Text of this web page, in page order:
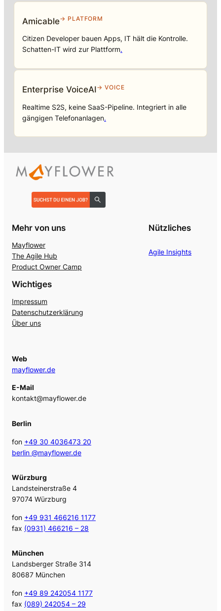
Amicable→ PLATFORM
Citizen Developer bauen Apps, IT hält die Kontrolle.
Schatten-IT wird zur Plattform.
Enterprise VoiceAI→ VOICE
Realtime S2S, keine SaaS-Pipeline. Integriert in alle
gängigen Telefonanlagen.
Mehr von uns
Mayflower
The Agile Hub
Product Owner Camp
Nützliches
Agile Insights
Wichtiges
Impressum
Datenschutzerklärung
Über uns
Web
mayflower.de
E-Mail
kontakt@mayflower.de
Berlin
fon +49 30 4036473 20
berlin @mayflower.de
Würzburg
Landsteinerstraße 4
97074 Würzburg
fon +49 931 466216 1177
fax (0931) 466216 – 28
München
Landsberger Straße 314
80687 München
fon +49 89 242054 1177
fax (089) 242054 – 29